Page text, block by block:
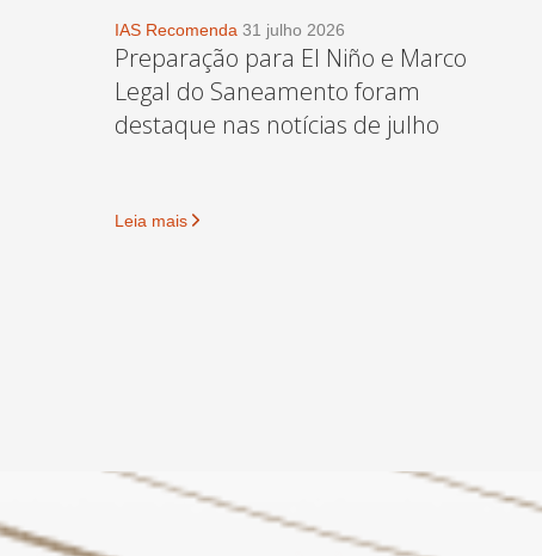
IAS Recomenda 31 julho 2026
Preparação para El Niño e Marco
Legal do Saneamento foram
destaque nas notícias de julho
Leia mais